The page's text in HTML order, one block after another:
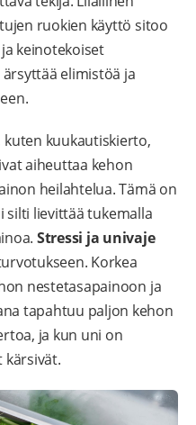
ruokien käyttö sitoo
keinotekoiset
elimistöä ja
kuten kuukautiskierto,
aiheuttaa kehon
heilahtelua. Tämä on
lievittää tukemalla
Stressi ja univaje
Korkea
nestetasapainoon ja
tapahtuu paljon kehon
ja kun uni on
kärsivät.